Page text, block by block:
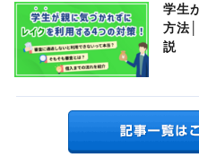
学生
方法
説